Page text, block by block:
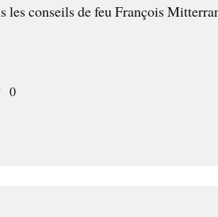
les conseils de feu François
0